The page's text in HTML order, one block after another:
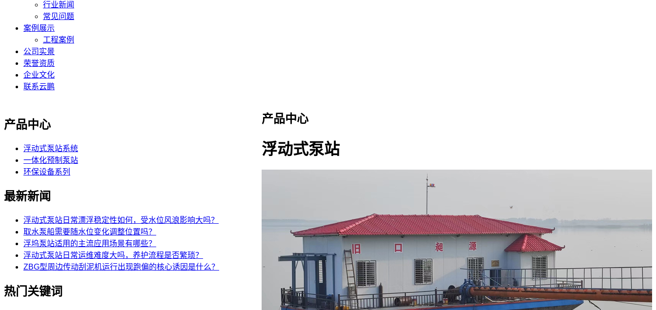
行业新闻
常见问题
案例展示
工程案例
公司实景
荣誉资质
企业文化
联系云鹏
产品中心
浮动式泵站
产品中心
浮动式泵站系统
一体化预制泵站
环保设备系列
最新新闻
浮动式泵站日常漂浮稳定性如何，受水位风浪影响大吗？
取水泵船需要随水位变化调整位置吗？
浮坞泵站适用的主流应用场景有哪些？
浮动式泵站日常运维难度大吗，养护流程是否繁琐？
ZBG型周边传动刮泥机运行出现跑偏的核心诱因是什么？
热门关键词